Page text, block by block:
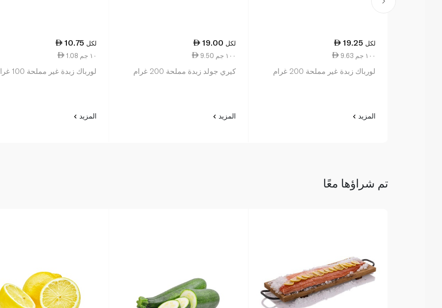
19.25 لكل
9.63 ١٠٠ جم
لورباك زبدة غير مملحة 200 غرام
المزيد
19.00 لكل
9.50 ١٠٠ جم
كيري جولد زبدة مملحة 200 غرام
المزيد
10.75 لكل
1.08 ١٠ جم
لورباك زبدة غير مملحة 100 غرام
المزيد
تم شراؤها معًا